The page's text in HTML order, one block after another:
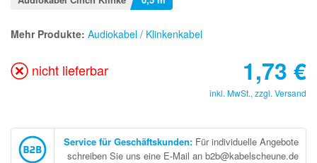
Mehr Produkte: Audiokabel / Klinkenkabel
nicht lieferbar 1,73 €
inkl. MwSt., zzgl. Versand
Service für Geschäftskunden: Für individuelle Angebote
schreiben Sie uns eine E-Mail an b2b@kabelscheune.de